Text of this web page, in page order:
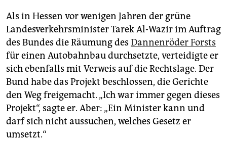
Als in Hessen vor wenigen Jahren der grüne
Landesverkehrsminister Tarek Al-Wazir im Auftrag
des Bundes die Räumung des Dannenröder Forsts
für einen Autobahnbau durchsetzte, verteidigte er
sich ebenfalls mit Verweis auf die Rechtslage. Der
Bund habe das Projekt beschlossen, die Gerichte
den Weg freigemacht. „Ich war immer gegen dieses
Projekt“, sagte er. Aber: „Ein Minister kann und
darf sich nicht aussuchen, welches Gesetz er
umsetzt.“